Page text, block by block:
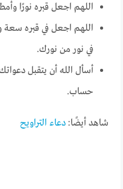
اللهم اجعل قبره نورًا
اللهم اجعل في قبره سعة
في نور من نورك.
أسأل الله أن يتقبل
حساب.
شاهد أيضًا:دعاء التراويح